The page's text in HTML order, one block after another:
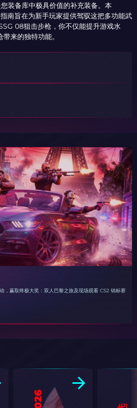
装备库中极具价值的补充装备。本
南旨在为新手玩家提供驾驭这把多功能武
08狙击步枪，你不仅能提升游戏水
来的独特功能。
，赢取终极大奖：双人巴黎之旅及现场观看 CS2 锦标赛